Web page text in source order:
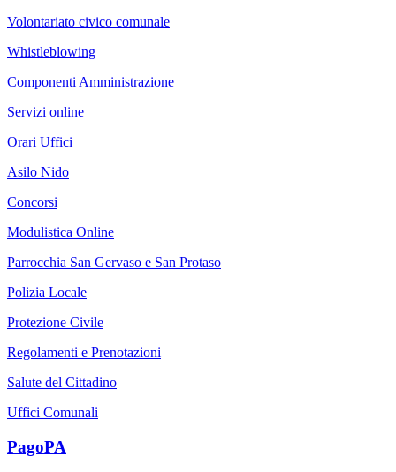
Volontariato civico comunale
Whistleblowing
Componenti Amministrazione
Servizi online
Orari Uffici
Asilo Nido
Concorsi
Modulistica Online
Parrocchia San Gervaso e San Protaso
Polizia Locale
Protezione Civile
Regolamenti e Prenotazioni
Salute del Cittadino
Uffici Comunali
PagoPA